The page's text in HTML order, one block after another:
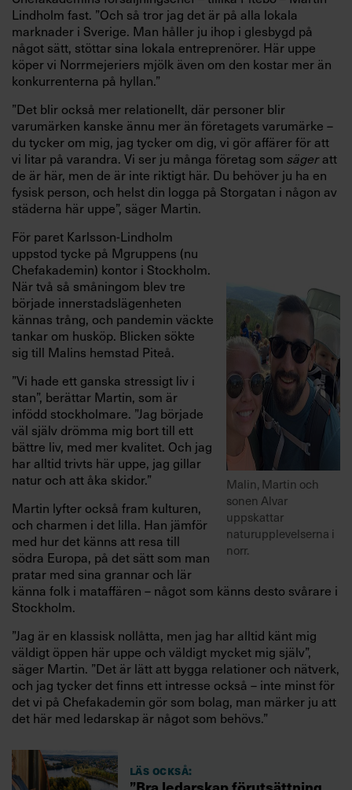
Lindholm fast. ”Och så tror jag det är på alla lokala
marknader i Sverige. Man håller ju ihop i glesbygd på
något sätt, stöttar sina lokala entreprenörer. Här uppe
köper vi Norrmejeriers mjölk även om den kostar mer än
konkurrenterna på hyllan.”
”Det blir också mer relationellt, där personer blir
varumärken kanske ännu mer än företagets varumärke –
du tycker om mig, jag tycker om dig, vi gör affärer för att
vi litar på varandra. Vi ser ju många företag som sägeratt
de är här, men de är inte riktigt här. Du behöver ju ha en
fysisk person, och helst din logga på Storgatan i någon av
städerna här uppe”, säger Martin.
Malin, Martin och
sonen Alvar
uppskattar
naturupplevelserna i
norr.
För paret Karlsson-Lindholm
uppstod tycke på Mgruppens (nu
Chefakademin) kontor i Stockholm.
När två så småningom blev tre
började innerstadslägenheten
kännas trång, och pandemin väckte
tankar om husköp. Blicken sökte
sig till Malins hemstad Piteå.
”Vi hade ett ganska stressigt liv i
stan”, berättar Martin, som är
infödd stockholmare. ”Jag började
väl själv drömma mig bort till ett
bättre liv, med mer kvalitet. Och jag
har alltid trivts här uppe, jag gillar
natur och att åka skidor.”
Martin lyfter också fram kulturen,
och charmen i det lilla. Han jämför
med hur det känns att resa till
södra Europa, på det sätt som man
pratar med sina grannar och lär
känna folk i mataffären – något som känns desto svårare i
Stockholm.
”Jag är en klassisk nollåtta, men jag har alltid känt mig
väldigt öppen här uppe och väldigt mycket mig själv”,
säger Martin. ”Det är lätt att bygga relationer och nätverk,
och jag tycker det finns ett intresse också – inte minst för
det vi på Chefakademin gör som bolag, man märker ju att
det här med ledarskap är något som behövs.”
Läs också: